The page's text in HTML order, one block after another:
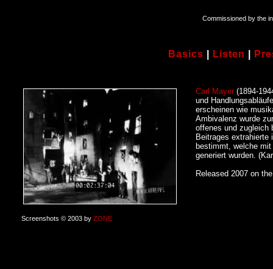
Commissioned by the
Basics Listen
Screenshots © 2003 by ZONE
Carl Mayer (1894-
und
erscheinen wie
Ambivalenz wurde
offenes und zugleich
Beitrages
bestimmt, welche
generiert wurden.
Released 2007 on